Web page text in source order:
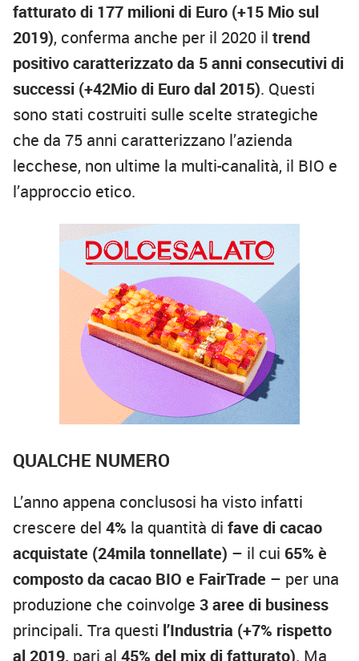
fatturato di 177 milioni di Euro (+15 Mio sul
2019), conferma anche per il 2020 il trend
positivo caratterizzato da 5 anni consecutivi di
successi (+42Mio di Euro dal 2015). Questi
sono stati costruiti sulle scelte strategiche
che da 75 anni caratterizzano l’azienda
lecchese, non ultime la multi-canalità, il BIO e
l’approccio etico.
QUALCHE NUMERO
L’anno appena conclusosi ha visto infatti
crescere del 4% la quantità di fave di cacao
acquistate (24mila tonnellate) – il cui 65% è
composto da cacao BIO e FairTrade – per una
produzione che coinvolge 3 aree di business
principali. Tra questi l’Industria (+7% rispetto
al 2019, pari al 45% del mix di fatturato). Ma